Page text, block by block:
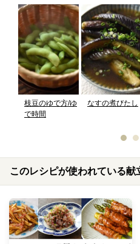
枝豆のゆで方/ゆ
で時間
なすの煮びたし
このレシピが使われている献